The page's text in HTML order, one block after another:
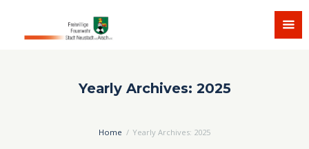
Yearly Archives: 2025
Home Yearly Archives: 2025